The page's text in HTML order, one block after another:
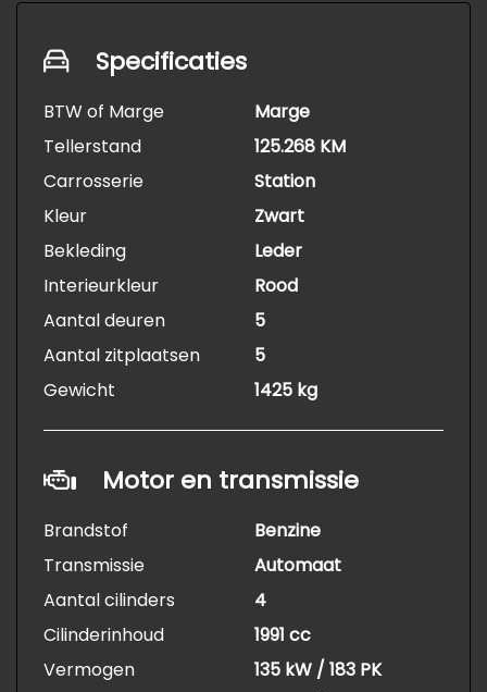
Specificaties
BTW of Marge
Marge
Tellerstand
125.268 KM
Carrosserie
Station
Kleur
Zwart
Bekleding
Leder
Interieurkleur
Rood
Aantal deuren
5
Aantal zitplaatsen
5
Gewicht
1425 kg
Motor en transmissie
Brandstof
Benzine
Transmissie
Automaat
Aantal cilinders
4
Cilinderinhoud
1991 cc
Vermogen
135 kW / 183 PK